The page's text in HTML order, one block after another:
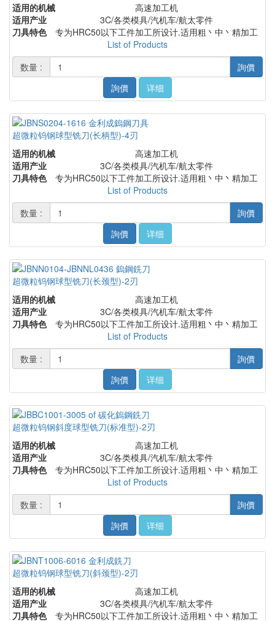
适用的机械
高速加工机
适用产业
3C/各类模具/汽机车/航太零件
刀具特色
专为HRC50以下工件加工所设计.适用粗丶中丶精加工
List of Products
数量 :
詢價
詢價
详细
超微粒钨钢球型铣刀(长柄型)-4刃
适用的机械
高速加工机
适用产业
3C/各类模具/汽机车/航太零件
刀具特色
专为HRC50以下工件加工所设计.适用粗丶中丶精加工
List of Products
数量 :
詢價
詢價
详细
超微粒钨钢球型铣刀(长颈型)-2刃
适用的机械
高速加工机
适用产业
3C/各类模具/汽机车/航太零件
刀具特色
专为HRC50以下工件加工所设计.适用粗丶中丶精加工
List of Products
数量 :
詢價
詢價
详细
超微粒钨钢斜度球型铣刀(标准型)-2刃
适用的机械
高速加工机
适用产业
3C/各类模具/汽机车/航太零件
刀具特色
专为HRC50以下工件加工所设计.适用粗丶中丶精加工
List of Products
数量 :
詢價
詢價
详细
超微粒钨钢球型铣刀(斜颈型)-2刃
适用的机械
高速加工机
适用产业
3C/各类模具/汽机车/航太零件
刀具特色
专为HRC50以下工件加工所设计.适用粗丶中丶精加工